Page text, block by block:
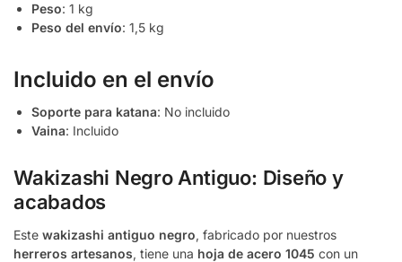
Peso: 1 kg
Peso del envío: 1,5 kg
Incluido en el envío
Soporte para katana: No incluido
Vaina: Incluido
Wakizashi Negro Antiguo: Diseño y
acabados
Este wakizashi antiguo negro, fabricado por nuestros
herreros artesanos, tiene una hoja de acero 1045 con un